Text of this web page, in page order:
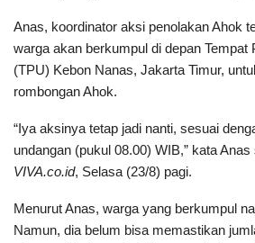
Anas, koordinator aksi penolakan Ahok
warga akan berkumpul di depan
(TPU) Kebon Nanas, Jakarta Timur,
rombongan Ahok.
“Iya aksinya tetap jadi nanti, sesuai
undangan (pukul 08.00) WIB,” kata
VIVA.co.id, Selasa (23/8) pagi.
Menurut Anas, warga yang berkumpul
Namun, dia belum bisa memastikan